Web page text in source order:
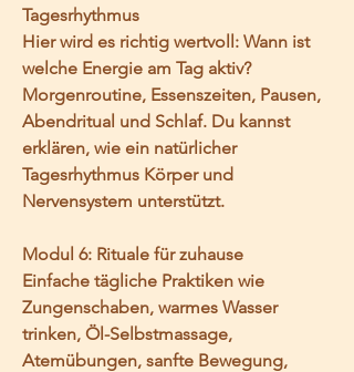
Tagesrhythmus
Hier wird es richtig wertvoll: Wann ist
welche Energie am Tag aktiv?
Morgenroutine, Essenszeiten, Pausen,
Abendritual und Schlaf. Du kannst
erklären, wie ein natürlicher
Tagesrhythmus Körper und
Nervensystem unterstützt.
Modul 6: Rituale für zuhause
Einfache tägliche Praktiken wie
Zungenschaben, warmes Wasser
trinken, Öl-Selbstmassage,
Atemübungen, sanfte Bewegung,